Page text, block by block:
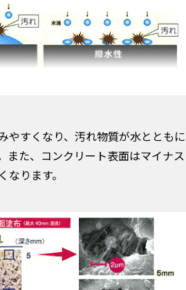
やすくなり、汚れ物質が水とともに
また、コンクリート表面はマイナス
ります。